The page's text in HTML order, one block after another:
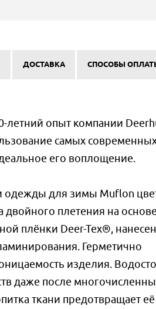
ДОСТАВКА СПОСОБЫ
опыт компании
самых
его воплощение.
одежды для зимы Muflon
двойного плетения на основе
плёнки Deer-Tex®,
Герметично
изделия.
даже после
ткани предотвращает её